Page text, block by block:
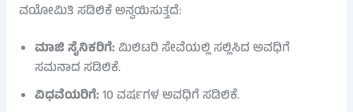
ವಯೋಮಿತಿ ಸಡಿಲಿಕೆ ಅನ್ವಯಿಸುತ್ತದೆ:
ಮಾಜಿ ಸೈನಿಕರಿಗೆ:ಮಿಲಿಟರಿ ಸೇವೆಯಲ್ಲಿ ಸಲ್ಲಿಸಿದ ಅವಧಿಗೆ
ಸಮನಾದ ಸಡಿಲಿಕೆ.
ವಿಧವೆಯರಿಗೆ:10 ವರ್ಷಗಳ ಅವಧಿಗೆ ಸಡಿಲಿಕೆ.